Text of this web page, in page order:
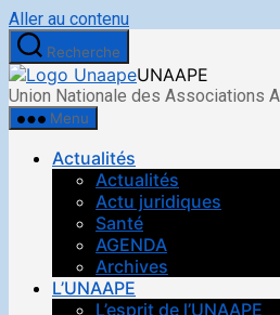
Aller au contenu
Recherche
UNAAPE
Union Nationale des Associations
Menu
Actualités
Actualités
Actu juridiques
Santé
AGENDA
Archives
L’UNAAPE
L’esprit de l’UNAAPE